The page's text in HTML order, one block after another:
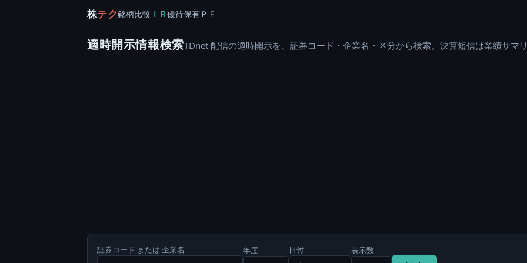
株テク銘柄比較 ＩＲ優待保有ＰＦ
適時開示情報検索TDnet 配信の適時開示を、証券コード・企業名・区分から検索。決算短信は業績サマ
証券コード または 企業名 年度 日付 表示数